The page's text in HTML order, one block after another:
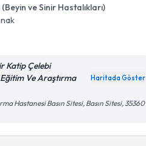
ve Sinir Hastalıkları)
Katip Çelebi
Ve Araştırma
Haritada Göster
Hastanesi Basın Sitesi, Basın Sitesi, 35360